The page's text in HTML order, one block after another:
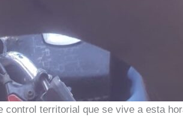
territorial que se vive a esta